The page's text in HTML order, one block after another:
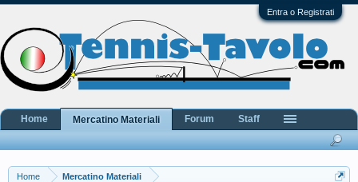
Entra o Registrati
Home Mercatino Materiali
Home Mercatino Materiali Forum Staff